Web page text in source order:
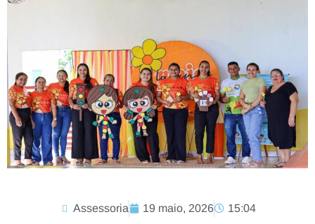
Assessoria 19 maio, 2026 15:04